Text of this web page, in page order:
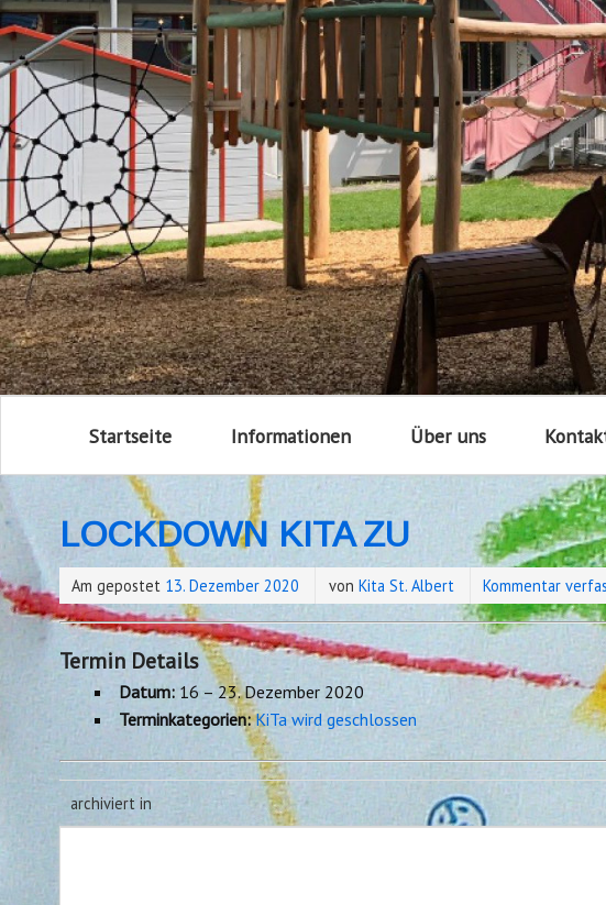
Startseite Informationen Über uns
LOCKDOWN KITA ZU
Am gepostet 13. Dezember 2020 von Kita St. Albert Kommentar
Termin Details
Datum: 16 –23. Dezember 2020
Terminkategorien: KiTa wird geschlossen
archiviert in